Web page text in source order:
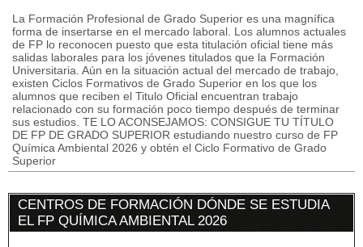
La Formación Profesional de Grado Superior es una magnífica
forma de insertarse en el mercado laboral. Los alumnos actuales
de FP lo reconocen puesto que esta titulación oficial tiene más
salidas laborales para los jóvenes titulados que la Formación
Universitaria. Aún en la situación actual del mercado de trabajo,
existen Ciclos Formativos de Grado Superior en los que los
alumnos que reciben el Titulo Oficial encuentran trabajo
relacionado con su formación poco tiempo después de terminar
sus estudios. TE LO ACONSEJAMOS: CONSIGUE TU TÍTULO
DE FP DE GRADO SUPERIOR estudiando nuestro curso de FP
Química Ambiental 2026 y obtén el Ciclo Formativo de Grado
Superior
CENTROS DE FORMACIÓN DÓNDE SE ESTUDIA
EL FP QUÍMICA AMBIENTAL 2026